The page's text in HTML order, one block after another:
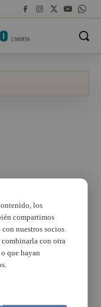
los
compartimos
nuestros socios
con otra
que hayan